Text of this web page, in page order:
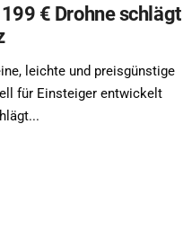
€ Drohne schlägt
leichte und preisgünstige
für Einsteiger entwickelt